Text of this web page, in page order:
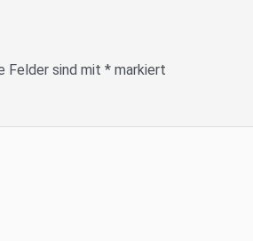
Felder sind mit * markiert